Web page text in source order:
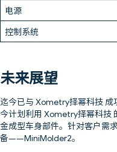
电源
控制系统
未来展望
迄今已与 Xometry择幂科技 成
今计划利用 Xometry择幂科技
金成型车身部件。针对客户需
备——MiniMolder2。